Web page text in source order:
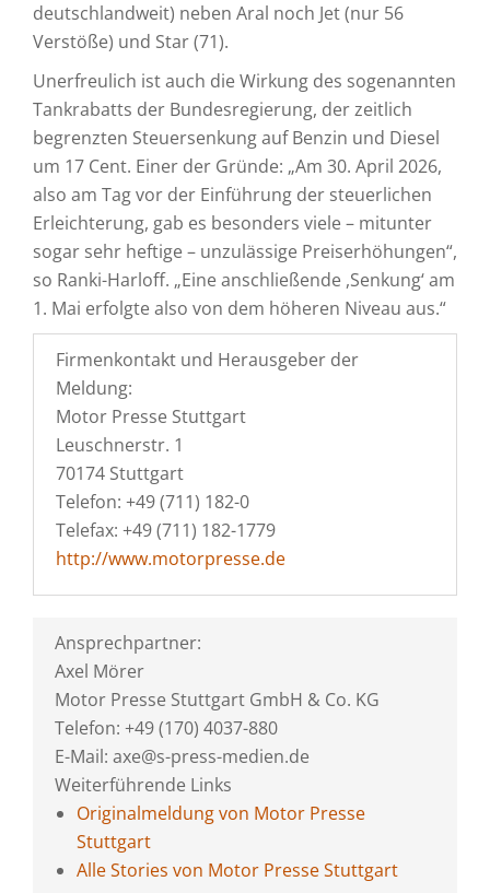
deutschlandweit) neben Aral noch Jet (nur 56
Verstöße) und Star (71).
Unerfreulich ist auch die Wirkung des sogenannten
Tankrabatts der Bundesregierung, der zeitlich
begrenzten Steuersenkung auf Benzin und Diesel
um 17 Cent. Einer der Gründe: „Am 30. April 2026,
also am Tag vor der Einführung der steuerlichen
Erleichterung, gab es besonders viele – mitunter
sogar sehr heftige – unzulässige Preiserhöhungen“,
so Ranki-Harloff. „Eine anschließende ,Senkung‘ am
1. Mai erfolgte also von dem höheren Niveau aus.“
Firmenkontakt und Herausgeber der
Meldung:
Motor Presse Stuttgart
Leuschnerstr. 1
70174 Stuttgart
Telefon: +49 (711) 182-0
Telefax: +49 (711) 182-1779
http://www.motorpresse.de
Ansprechpartner:
Axel Mörer
Motor Presse Stuttgart GmbH & Co. KG
Telefon: +49 (170) 4037-880
E-Mail: axe@s-press-medien.de
Weiterführende Links
Originalmeldung von Motor Presse
Stuttgart
Alle Stories von Motor Presse Stuttgart